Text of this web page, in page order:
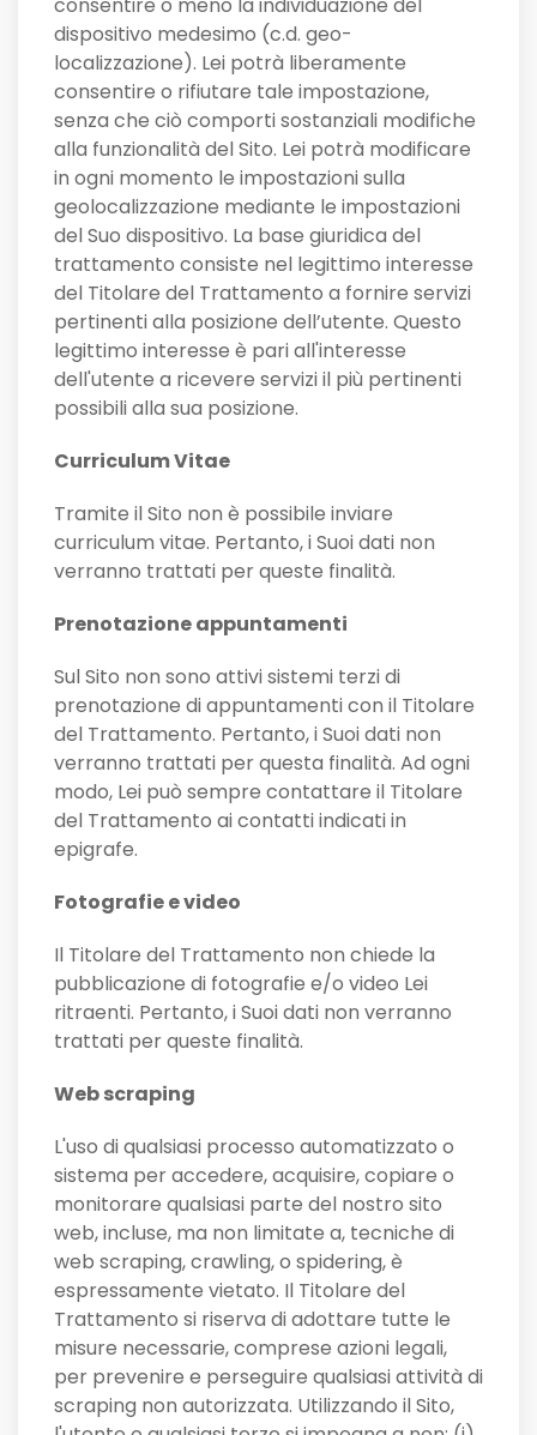
consentire o meno la individuazione del
dispositivo medesimo (c.d. geo-
localizzazione). Lei potrà liberamente
consentire o rifiutare tale impostazione,
senza che ciò comporti sostanziali modifiche
alla funzionalità del Sito. Lei potrà modificare
in ogni momento le impostazioni sulla
geolocalizzazione mediante le impostazioni
del Suo dispositivo. La base giuridica del
trattamento consiste nel legittimo interesse
del Titolare del Trattamento a fornire servizi
pertinenti alla posizione dell’utente. Questo
legittimo interesse è pari all'interesse
dell'utente a ricevere servizi il più pertinenti
possibili alla sua posizione.
Curriculum Vitae
Tramite il Sito non è possibile inviare
curriculum vitae. Pertanto, i Suoi dati non
verranno trattati per queste finalità.
Prenotazione appuntamenti
Sul Sito non sono attivi sistemi terzi di
prenotazione di appuntamenti con il Titolare
del Trattamento. Pertanto, i Suoi dati non
verranno trattati per questa finalità. Ad ogni
modo, Lei può sempre contattare il Titolare
del Trattamento ai contatti indicati in
epigrafe.
Fotografie e video
Il Titolare del Trattamento non chiede la
pubblicazione di fotografie e/o video Lei
ritraenti. Pertanto, i Suoi dati non verranno
trattati per queste finalità.
Web scraping
L'uso di qualsiasi processo automatizzato o
sistema per accedere, acquisire, copiare o
monitorare qualsiasi parte del nostro sito
web, incluse, ma non limitate a, tecniche di
web scraping, crawling, o spidering, è
espressamente vietato. Il Titolare del
Trattamento si riserva di adottare tutte le
misure necessarie, comprese azioni legali,
per prevenire e perseguire qualsiasi attività di
scraping non autorizzata. Utilizzando il Sito,